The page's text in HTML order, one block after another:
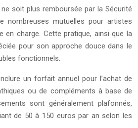
ne soit plus remboursée par la Sécurité
nombreuses mutuelles pour artistes
en charge. Cette pratique, ainsi que la
pour son approche douce dans le
fonctionnels.
un forfait annuel pour l’achat de
ou de compléments à base de
sont généralement plafonnés,
de 50 à 150 euros par an selon les